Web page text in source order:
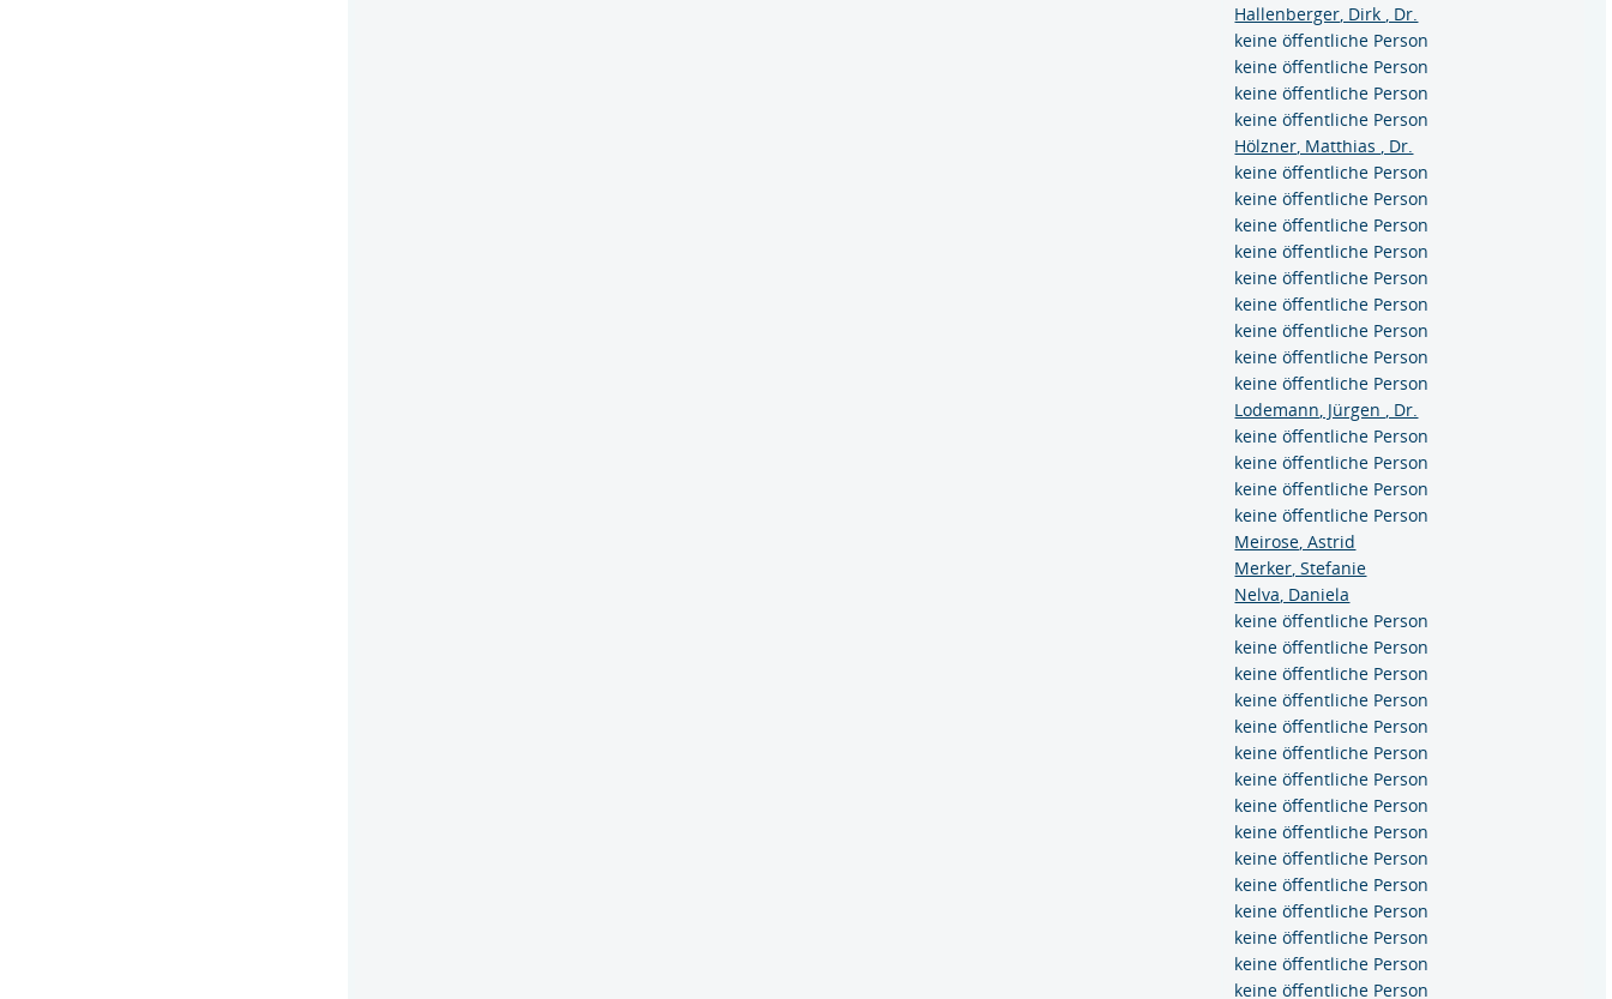
Hallenberger, Dirk , Dr.
keine öffentliche Person
keine öffentliche Person
keine öffentliche Person
keine öffentliche Person
Hölzner, Matthias , Dr.
keine öffentliche Person
keine öffentliche Person
keine öffentliche Person
keine öffentliche Person
keine öffentliche Person
keine öffentliche Person
keine öffentliche Person
keine öffentliche Person
keine öffentliche Person
Lodemann, Jürgen , Dr.
keine öffentliche Person
keine öffentliche Person
keine öffentliche Person
keine öffentliche Person
Meirose, Astrid
Merker, Stefanie
Nelva, Daniela
keine öffentliche Person
keine öffentliche Person
keine öffentliche Person
keine öffentliche Person
keine öffentliche Person
keine öffentliche Person
keine öffentliche Person
keine öffentliche Person
keine öffentliche Person
keine öffentliche Person
keine öffentliche Person
keine öffentliche Person
keine öffentliche Person
keine öffentliche Person
keine öffentliche Person